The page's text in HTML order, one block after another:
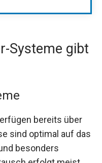
Systeme gibt
bereits über
sind optimal auf das
besonders